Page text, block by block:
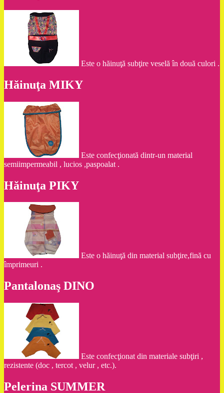
Este o hăinuţă subţire veselă în două culori .
Hăinuţa MIKY
Este confecţionată dintr-un material
semiimpermeabil , lucios ,paspoalat .
Hăinuţa PIKY
Este o hăinuţă din material subţire,fină cu
împrimeuri .
Pantalonaş DINO
Este confecţionat din materiale subţiri ,
rezistente (doc , tercot , velur , etc.).
Pelerina SUMMER